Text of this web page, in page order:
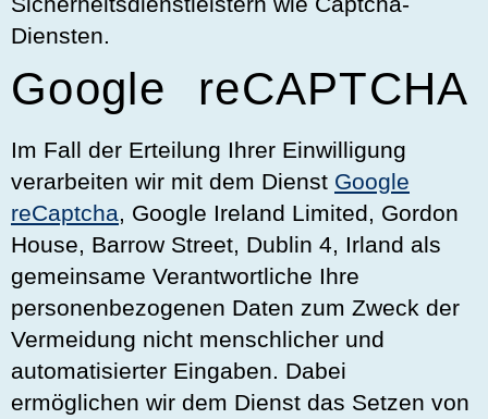
Diensten.
Google reCAPTCHA
Im Fall der Erteilung Ihrer Einwilligung
verarbeiten wir mit dem Dienst Google
reCaptcha, Google Ireland Limited, Gordon
House, Barrow Street, Dublin 4, Irland als
gemeinsame Verantwortliche Ihre
personenbezogenen Daten zum Zweck der
Vermeidung nicht menschlicher und
automatisierter Eingaben. Dabei
ermöglichen wir dem Dienst das Setzen von